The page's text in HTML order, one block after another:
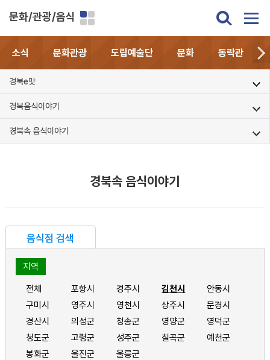
문화/관광/음식
소식 문화관광 도립예술단 문화 동락관
경북e맛
경북음식이야기
경북속 음식이야기
경북속 음식이야기
음식점 검색
지역
전체 포항시 경주시 김천시
안동시
구미시
영주시 영천시 상주시
문경시
경산시
의성군 청송군 영양군
영덕군
청도군
고령군 성주군 칠곡군
예천군
봉화군
울진군 울릉군